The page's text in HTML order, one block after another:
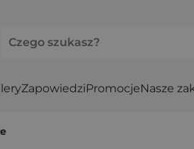
ZapowiedziPromocjeNasze